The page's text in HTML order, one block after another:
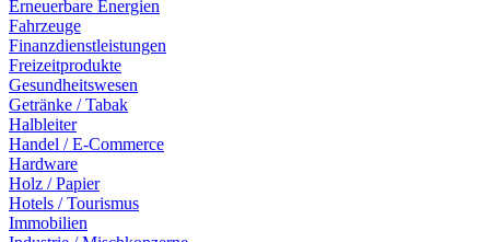
Erneuerbare Energien
Fahrzeuge
Finanzdienstleistungen
Freizeitprodukte
Gesundheitswesen
Getränke / Tabak
Halbleiter
Handel / E-Commerce
Hardware
Holz / Papier
Hotels / Tourismus
Immobilien